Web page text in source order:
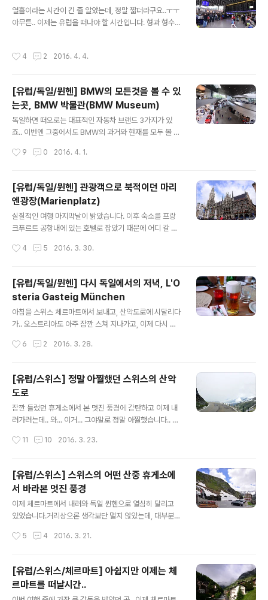
왔습니다. 한식으로 선택하니 무려 맛김치를 그것도 봉지
로 주네요..;; 아무래도 한국으로 들어가는 비행기라 그런거
괜찮아요.. 간이 조금 세긴했지만, 그래도 맥주와 함께하니
열흘이라는 시간이 긴 줄 알았는데, 정말 짧더라구요..ㅜㅜ
아무튼.. 이제는 유럽을 떠나야 할 시간입니다. 형과 형수님
영어를 거의 못하는 저로선 초긴장..ㅋㅋㅋ 우선 루프트한
가 나왔습니다. 수하물도 셀프로 부치는데, 문제는 세금 환
급을 받아야할게 있었거든요.. 물어보니 부칠 짐에 세금 환
급 받을게 있다면 다시 카운터로 가랍니다..;; 그래서 다시
카운터를 가서 부칠 짐에 세금환급 받을 상품이 있다고 얘
로 부쳐줍니다. 캐리어를 ..
4 2 2016. 4. 4.
[유럽/독일/뮌헨] BMW의 모든것을 볼 수 있
는곳, BMW 박물관(BMW Museum)
독일하면 떠오로는 대표적인 자동차 브랜드 3가지가 있
죠.. 이번엔 그중에서도 BMW의 과거와 현재를 모두 볼 수
막 코스이기도 했구요^^ 주차장에 차를 대고 올라오니 이
홍보관 같았습니다. 직접 시운전도 하고 그러는거 같더라
구요.. 저희가 갈곳은 건너편에 있습니다. 뒤에 보이는 길쭉
한 건물은 BMW본사... 일려나..ㅋㅋ 암튼 건물부터가 다
멋집니다^^ 여긴 저희가 처음 도착했던 곳. 주말이라 그런
지 많은 사람들이 있었습니다. 입장료는 10유로 입니다. 백
하더라구요.. 귀찮지만 할 수 없이 백팩을 보관하고 왔습니
9 0 2016. 4. 1.
[유럽/독일/뮌헨] 관광객으로 북적이던 마리
엔광장(Marienplatz)
실질적인 여행 마지막날이 밝았습니다. 이후 숙소를 프랑
크푸르트 공항내에 있는 호텔로 잡았기 때문에 어디 갈 수
했기 때문에 뮌헨을 간단히 둘러보기로 했습니다. 아침부
아주 장난 아니네요 ㅋㅋ 뮌헨이 형이 출장왔던 곳이다보
니 그냥 졸졸 따라갔습니다..^^: 노상 테이블도 비를 다 맞
았네요.. 그렇게 따라 간 곳은.. 바로 마리엔 광장이었습니
다. 솔직히 말씀드리면 그냥 광장으로 알고 갔지 이름은 몰
라고 합니다.. 옛날 건물인데 왜캐 새 느낌이 나나 했더만..
4 5 2016. 3. 30.
[유럽/독일/뮌헨] 다시 독일에서의 저녁, L'O
steria Gasteig München
아침을 스위스 체르마트에서 보내고, 산악도로에 시달리다
가.. 오스트리아도 아주 잠깐 스쳐 지나가고, 이제 다시 독
시간만이네요..ㅎㅎ 암튼 도착하니 저녁시간이고.. 뭘 먹을
태리 음식점에 가기로 했습니다. 멀리 가기엔 다들 지쳐있
었거든요..ㅋㅋ 암튼 숙소인 힐튼 뮌헨시티(Hilton Munic
h City) 뒤에 있던.. L'Osteria 라는 곳이 왔습니다. 우선
마르게리타 피자(7.5유로)와... 다른피자를 하나 더 주문했
는데 기억이 안나네요..ㅠㅠ 그리고 토마토 루꼴라 스파게
들어왔을때는 9시가 넘은 시각이었는데, 역시나 해가 아직
6 2 2016. 3. 28.
[유럽/스위스] 정말 아찔했던 스위스의 산악
도로
잠깐 들렀던 휴게소에서 본 멋진 풍경에 감탄하고 이제 내
려가려는데.. 와... 이거... 그야말로 정말 아찔했습니다.. 오
게다가 도로폭이 좁아서 반대쪽에서 버스가 올라오면 정말
마득한 낭떠러지가 보이면..ㄷㄷ 보시면 아시겠지만 도로
폭이 정말 좁았어요.. 버스 2대는 절대 못 지나갈듯.. 높이
올라온만큼 아직도 한참을 내려가야 합니다.. 헤어핀 구간
을 지나면서 반대편을 담은건데.. 정말 무섭더라구요..ㄷㄷ
자전거를 타고 열심히 여행중인 사람도 보이구요.. 어느새
11 10 2016. 3. 23.
[유럽/스위스] 스위스의 어떤 산중 휴게소에
서 바라본 멋진 풍경
이제 체르마트에서 내려와 독일 뮌헨으로 열심히 달리고
있었습니다.거리상으론 생각보단 멀지 않았는데, 대부분
걸리겠더라구요.. 암튼 주변에 산이 많다보니 날씨도 오락
게 보입니다.. 스위스는.. 그냥 주변이 다 아름다워요..괜히
알프스에 대한 로망이 생기는게 아닌거 같습니다&& 열차
때문에 잠시 멈추기도 하고.. 앞에 보이는 산을 보며..우리
5 4 2016. 3. 21.
[유럽/스위스/체르마트] 아쉽지만 이제는 체
르마트를 떠날시간..